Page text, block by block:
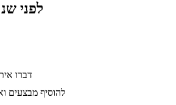
לפני
דברו
להוסיף מבצעים